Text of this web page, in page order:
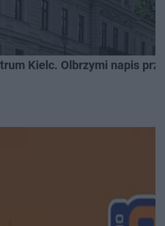
Kielc. Olbrzymi napis